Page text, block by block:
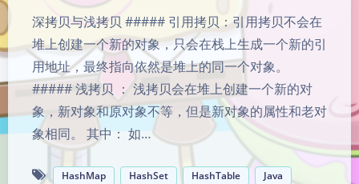
夜间模式
Sans Serif
深拷贝与浅拷贝 ##### 引用拷贝：引用拷贝不会在
堆上创建一个新的对象，只会在栈上生成一个新的引
用地址，最终指向依然是堆上的同一个对象。
##### 浅拷贝 ： 浅拷贝会在堆上创建一个新的对
象，新对象和原对象不等，但是新对象的属性和老对
象相同。 其中： 如…
HashMap HashSet HashTable
Java